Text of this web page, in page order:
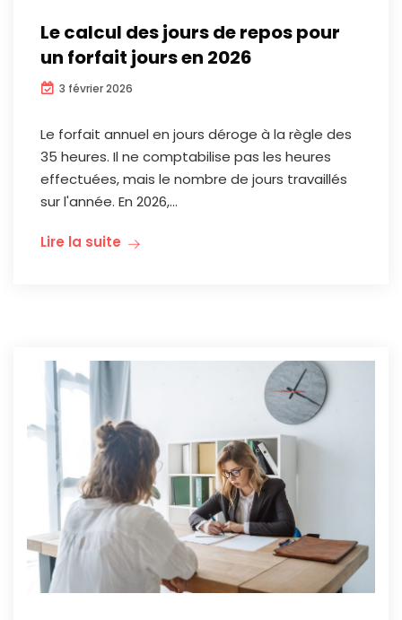
Le calcul des jours de repos pour
un forfait jours en 2026
3 février 2026
Le forfait annuel en jours déroge à la règle des
35 heures. Il ne comptabilise pas les heures
effectuées, mais le nombre de jours travaillés
sur l'année. En 2026,...
Lire la suite